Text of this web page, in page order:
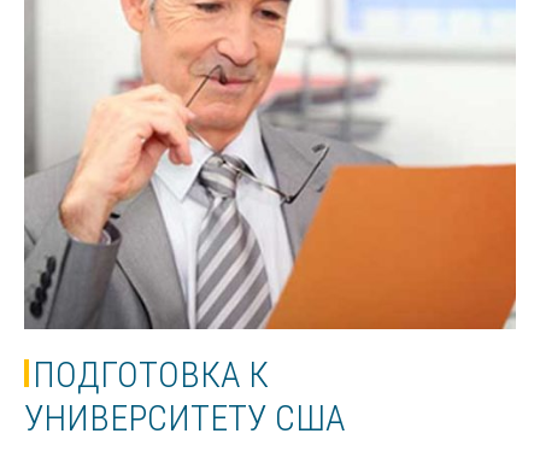
ПОДГОТОВКА К
УНИВЕРСИТЕТУ США